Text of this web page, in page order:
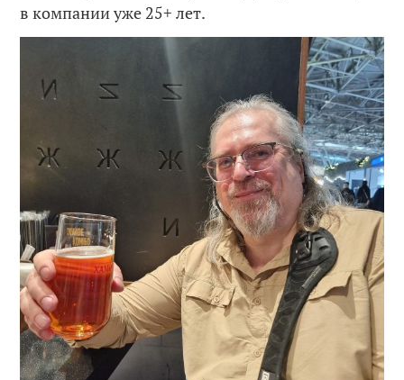
в компании уже 25+ лет.